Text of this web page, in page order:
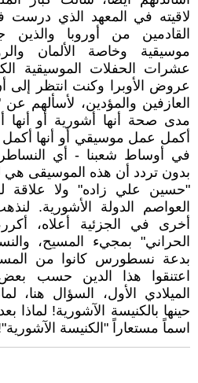
لاقيته في المعهد الذي درست
القادمين من أوروبا
موسيقية وخاصة الألمان
عشرات الحفلات الموسيقية
عروض الأوبرا وكنت انتظر إلى
العازفين والمؤدين، لأسألهم
مدى صحة أنها أشورية أو أنها
أكمل عمل موسيقي أو أنها
في أوساط شعبنا - أي
بدون تردد أن هذه الموسيقى هي
"حسين علي زاده" ولا علاقة
العواصم الدولة الأشورية.
أخرى في الجزئية أعلاه، أكرر،
الحراني" بمجيء المسيح،
بدعة نسطورس كانوا من
اعتنقوا هذا الدين حسب
الميلادي الأول، السؤال هنا،
حينها بالكنيسة الآشورية! لماذا
اسماً مستعاراً "الكنيسة